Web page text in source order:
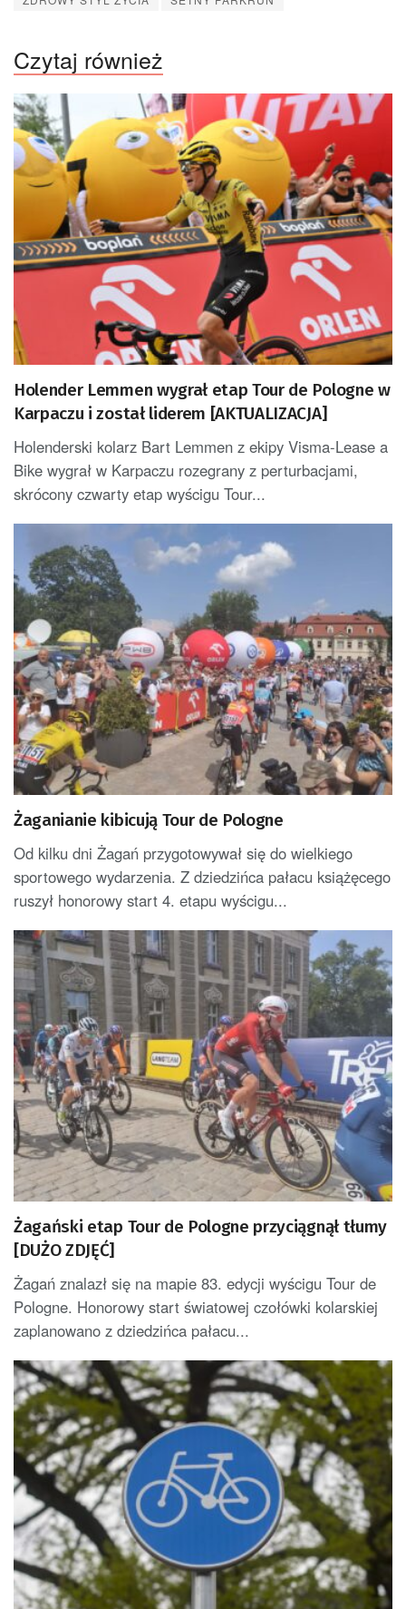
Czytaj również
Holender Lemmen wygrał etap Tour de Pologne w
Karpaczu i został liderem [AKTUALIZACJA]
Holenderski kolarz Bart Lemmen z ekipy Visma-Lease a
Bike wygrał w Karpaczu rozegrany z perturbacjami,
skrócony czwarty etap wyścigu Tour...
Żaganianie kibicują Tour de Pologne
Od kilku dni Żagań przygotowywał się do wielkiego
sportowego wydarzenia. Z dziedzińca pałacu książęcego
ruszył honorowy start 4. etapu wyścigu...
Żagański etap Tour de Pologne przyciągnął tłumy
[DUŻO ZDJĘĆ]
Żagań znalazł się na mapie 83. edycji wyścigu Tour de
Pologne. Honorowy start światowej czołówki kolarskiej
zaplanowano z dziedzińca pałacu...